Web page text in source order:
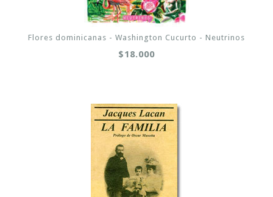
Flores dominicanas - Washington Cucurto - Neutrinos
$18.000